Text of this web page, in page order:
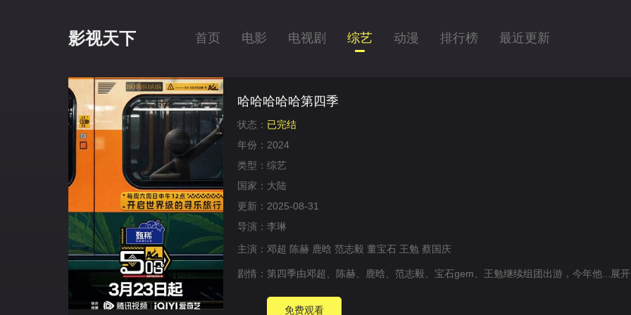
影视天下 首页 电影 电视剧 综艺 动漫 排行榜 最近更新
哈哈哈哈哈第四季
状态： 已完结
年份： 2024
类型： 综艺
国家： 大陆
更新： 2025-08-31
导演： 李琳
主演： 邓超 陈赫 鹿晗 范志毅 董宝石 王勉 蔡国庆
剧情： 第四季由邓超、陈赫、鹿晗、范志毅、宝石gem、王勉继续组团出游，今年他... 展开
免费观看